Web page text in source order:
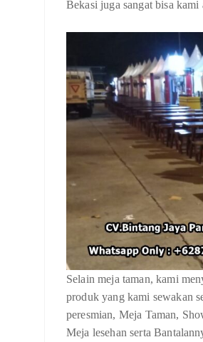
Bekasi juga sangat bisa kami
Selain meja taman, kami
produk yang kami sewakan
peresmian, Meja Taman,
Meja lesehan serta